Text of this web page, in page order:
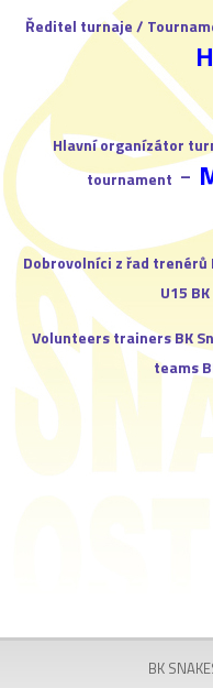
Ředitel turnaje /
Hlavní organízátor
tournament-
Dobrovolníci z řad trenérů
U15
Volunteers trainers BK
teams
BK